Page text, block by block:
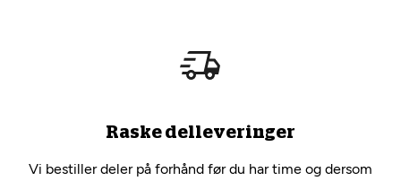
Raske delleveringer
Vi bestiller deler på forhånd før du har time og dersom